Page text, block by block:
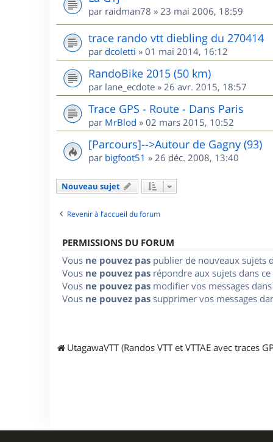
par raidman78 » 23 mai 2006, 18:59
trace rando vtt diebling du 270414
par dcoletti » 01 mai 2014, 16:12
RandoBike 2015 (50 km)
par lane_ecdote » 26 avr. 2015, 18:57
Trace GPS - Route - Dans Paris
par MrBlod » 02 mars 2015, 10:52
[Parcours]-->Autour de Gagny (93)
par bigfoot51 » 26 déc. 2008, 13:40
Nouveau sujet
Revenir à l’accueil du forum
PERMISSIONS DU FORUM
Vous ne pouvez pas publier de nouveaux sujets
Vous ne pouvez pas répondre aux sujets dans
Vous ne pouvez pas modifier vos messages
Vous ne pouvez pas supprimer vos messages
UtagawaVTT (Randos VTT et VTTAE avec traces